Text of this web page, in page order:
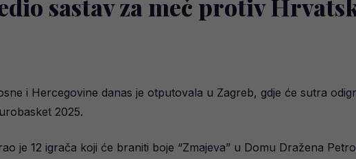
sastav za meč protiv
i Hercegovine danas je otputovala u Zagreb, gdje će sutra
2025.
je 12 igrača koji će braniti boje “Zmajeva” u Domu Dražena